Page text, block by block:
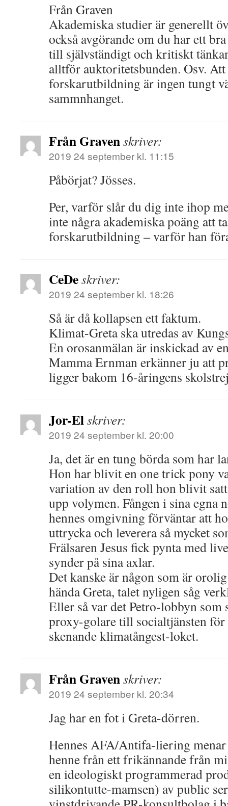
Från Graven
Akademiska studier är generellt
också avgörande om du har ett
till självständigt och kritiskt
alltför auktoritetsbunden. Osv.
forskarutbildning är ingen tungt
sammnhanget.
Från Gravenskriver:
2019 24 september kl. 11:15
Påbörjat? Jösses.
Per, varför slår du dig inte ihop
inte några akademiska poäng att
forskarutbildning – varför han
CeDeskriver:
2019 24 september kl. 18:26
Så är då kollapsen ett faktum.
Klimat-Greta ska utredas av
En orosanmälan är inskickad av
Mamma Ernman erkänner ju att
ligger bakom 16-åringens
Jor-Elskriver:
2019 24 september kl. 20:00
Ja, det är en tung börda som har
Hon har blivit en one trick pony
variation av den roll hon blivit
upp volymen. Fången i sina egna
hennes omgivning förväntar att
uttrycka och leverera så mycket
Frälsaren Jesus fick pynta med
synder på sina axlar.
Det kanske är någon som är
hända Greta, talet nyligen såg
Eller så var det Petro-lobbyn som
proxy-golare till socialtjänsten för
skenande klimatångest-loket.
Från Gravenskriver:
2019 24 september kl. 20:34
Jag har en fot i Greta-dörren.
Hennes AFA/Antifa-liering
henne från ett frikännande från
en ideologiskt programmerad
silikontutte-mamsen) av public